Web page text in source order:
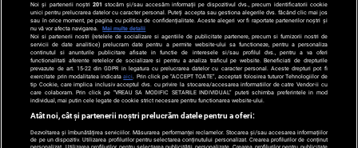
SPORT
Noi și partenerii noștri 201 stocăm și/sau accesăm informații pe dispozitivul dvs., precum identificatorii cookie
unici pentru prelucrarea datelor cu caracter personal. Puteți accepta sau gestiona alegerile dvs. făcând clic mai jos
sau în orice moment, pe pagina cu politica de confidențialitate. Aceste alegeri vor fi raportate partenerilor noștri și
nu vă vor afecta navigarea.
Mai multe detalii
Noi si partenerii nostri (retelele de socializare si agentiile de publicitate partenere, precum si furnizorii nostri de
servicii de date analitice) prelucram date pentru a permite website-ului sa functioneze, pentru a personaliza
continutul si anunturile publicitare afisate in functie de interesele si/sau profilul dvs., pentru a va oferi
functionalitati aferente retelelor de socializare si pentru a analiza traficul pe website. Beneficiati de drepturile
prevazute de art. 15-22 din GDPR in legatura cu prelucrarea datelor cu caracter personal. Aceste drepturi pot fi
exercitate prin modalitatea indicataaici . Prin click pe “ACCEPT TOATE”, acceptati folosirea tuturor Tehnologiilor de
tip Cookie, care implica inclusiv acceptul dvs. cu privire la stocarea/accesarea informatiilor de catre Vendor-ii cu
care colaboram. Prin click pe “VREAU SA MODIFIC SETARILE INDIVIDUAL” puteti schimba preferintele in mod
individual, mai putin cele legate de cookie strict necesare pentru functionarea website-ului.
Atât noi, cât și partenerii noștri prelucrăm datele pentru a oferi:
Dezvoltarea și îmbunătățirea serviciilor. Măsurarea performanței reclamelor. Stocarea și/sau accesarea informațiilor
de pe un dispozitiv. Utilizarea profilurilor pentru selectarea conținutului personalizat. Crearea profilurilor de conținut